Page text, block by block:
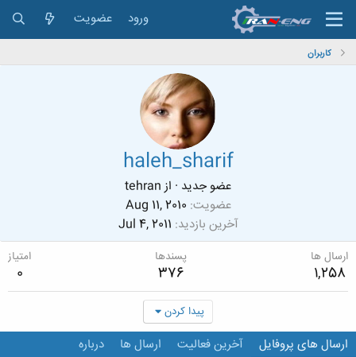
ورود عضویت
کاربران
haleh_sharif
عضو جدید · از tehran
عضویت Aug 11, 2010
آخرین بازدید Jul 4, 2011
ارسال ها
1,258
پسندها
376
امتیاز
0
پیدا کردن
ارسال های پروفایل آخرین فعالیت ارسال ها درباره